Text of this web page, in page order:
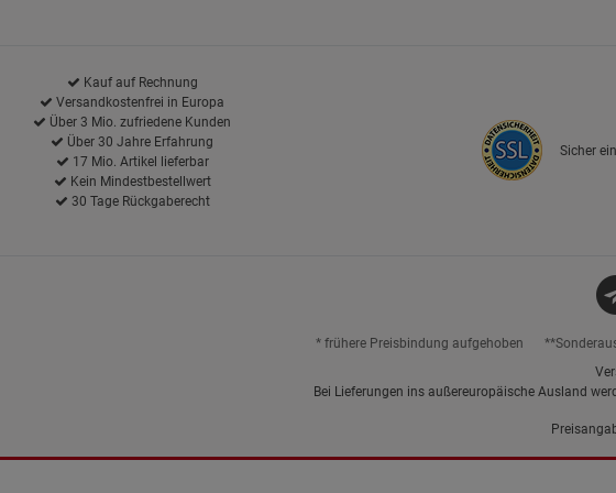
Kauf auf Rechnung
Versandkostenfrei in Europa
Über 3 Mio. zufriedene Kunden
Über 30 Jahre Erfahrung
17 Mio. Artikel lieferbar
Kein Mindestbestellwert
30 Tage Rückgaberecht
Sicher
* frühere Preisbindung aufgehoben
Bei Lieferungen ins außereuropäische Ausland